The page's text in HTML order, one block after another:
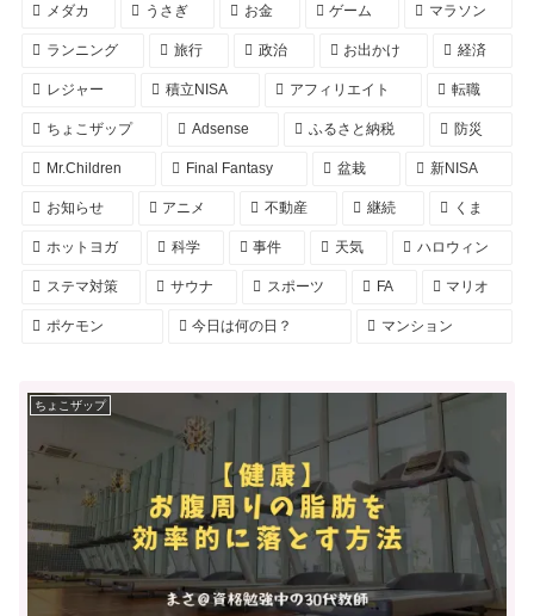
メダカ うさぎ お金 ゲーム マラソン
ランニング 旅行 政治 お出かけ 経済
レジャー 積立NISA アフィリエイト 転職
ちょこザップ Adsense ふるさと納税 防災
Mr.Children Final Fantasy 盆栽 新NISA
お知らせ アニメ 不動産 継続 くま
ホットヨガ 科学 事件 天気 ハロウィン
ステマ対策 サウナ スポーツ FA マリオ
ポケモン 今日は何の日？ マンション
ちょこザップ